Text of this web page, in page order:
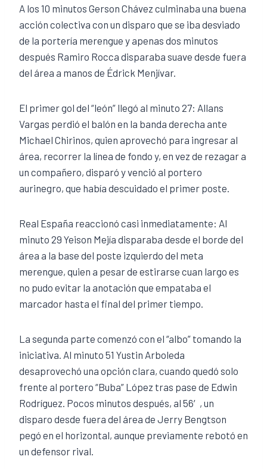
A los 10 minutos Gerson Chávez culminaba una buena
acción colectiva con un disparo que se iba desviado
de la portería merengue y apenas dos minutos
después Ramiro Rocca disparaba suave desde fuera
del área a manos de Édrick Menjívar.
El primer gol del “león” llegó al minuto 27: Allans
Vargas perdió el balón en la banda derecha ante
Michael Chirinos, quien aprovechó para ingresar al
área, recorrer la línea de fondo y, en vez de rezagar a
un compañero, disparó y venció al portero
aurinegro, que había descuidado el primer poste.
Real España reaccionó casi inmediatamente: Al
minuto 29 Yeison Mejía disparaba desde el borde del
área a la base del poste izquierdo del meta
merengue, quien a pesar de estirarse cuan largo es
no pudo evitar la anotación que empataba el
marcador hasta el final del primer tiempo.
La segunda parte comenzó con el “albo” tomando la
iniciativa. Al minuto 51 Yustin Arboleda
desaprovechó una opción clara, cuando quedó solo
frente al portero “Buba” López tras pase de Edwin
Rodríguez. Pocos minutos después, al 56′, un
disparo desde fuera del área de Jerry Bengtson
pegó en el horizontal, aunque previamente rebotó en
un defensor rival.